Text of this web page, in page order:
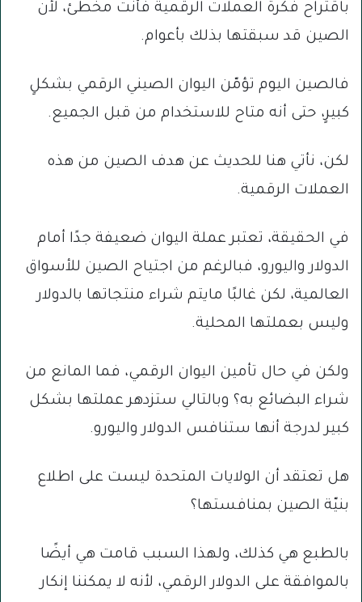
باقتراح فكرة العملات الرقمية فأنت مخطئ، لأن
الصين قد سبقتها بذلك بأعوام.
فالصين اليوم تؤمّن اليوان الصيني الرقمي بشكلٍ
كبيرٍ، حتى أنه متاح للاستخدام من قبل الجميع.
لكن، نأتي هنا للحديث عن هدف الصين من هذه
العملات الرقمية.
في الحقيقة، تعتبر عملة اليوان ضعيفة جدًا أمام
الدولار واليورو، فبالرغم من اجتياح الصين للأسواق
العالمية، لكن غالبًا مايتم شراء منتجاتها بالدولار
وليس بعملتها المحلية.
ولكن في حال تأمين اليوان الرقمي، فما المانع من
شراء البضائع به؟ وبالتالي ستزدهر عملتها بشكل
كبير لدرجة أنها ستنافس الدولار واليورو.
هل تعتقد أن الولايات المتحدة ليست على اطلاع
بنيّة الصين بمنافستها؟
بالطبع هي كذلك، ولهذا السبب قامت هي أيضًا
بالموافقة على الدولار الرقمي، لأنه لا يمكننا إنكار